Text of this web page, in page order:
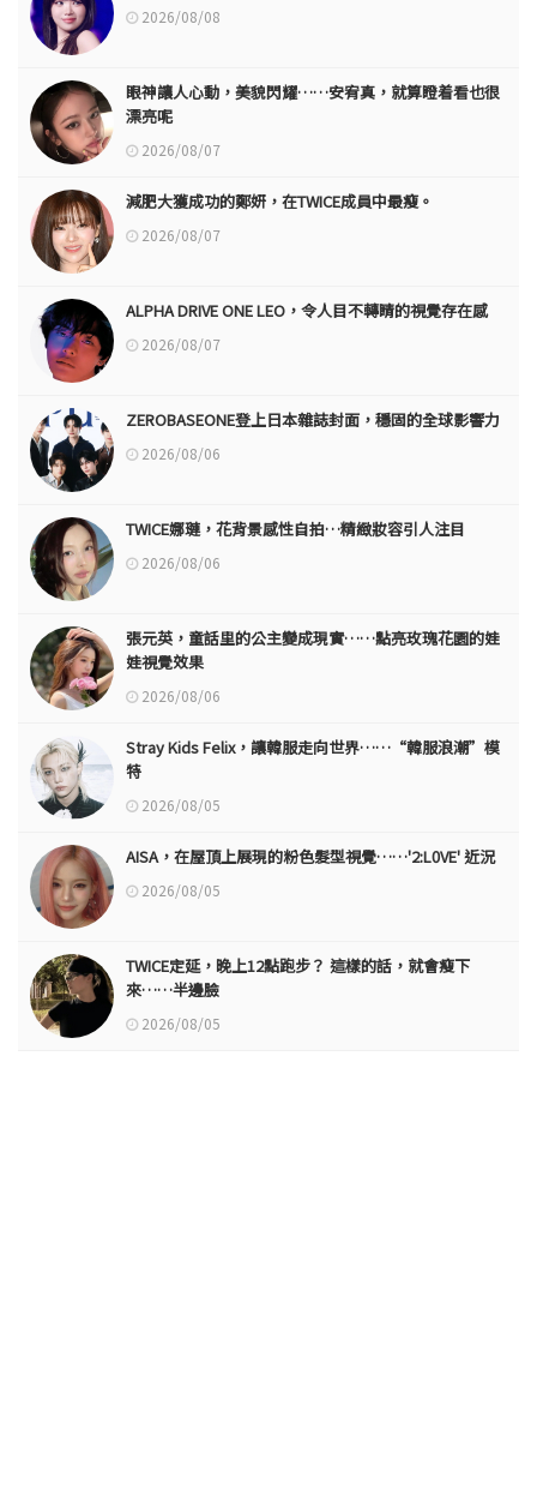
2026/08/08
眼神讓人心動，美貌閃耀……安宥真，就算瞪着看也很
漂亮呢
2026/08/07
減肥大獲成功的鄭妍，在TWICE成員中最瘦。
2026/08/07
ALPHA DRIVE ONE LEO，令人目不轉睛的視覺存在感
2026/08/07
ZEROBASEONE登上日本雜誌封面，穩固的全球影響力
2026/08/06
TWICE娜璉，花背景感性自拍…精緻妝容引人注目
2026/08/06
張元英，童話里的公主變成現實……點亮玫瑰花園的娃
娃視覺效果
2026/08/06
Stray Kids Felix，讓韓服走向世界……“韓服浪潮”模
特
2026/08/05
AISA，在屋頂上展現的粉色髮型視覺……'2:L0VE' 近況
2026/08/05
TWICE定延，晚上12點跑步？ 這樣的話，就會瘦下
來……半邊臉
2026/08/05